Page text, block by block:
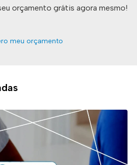
orçamento grátis agora mesmo!
meu orçamento